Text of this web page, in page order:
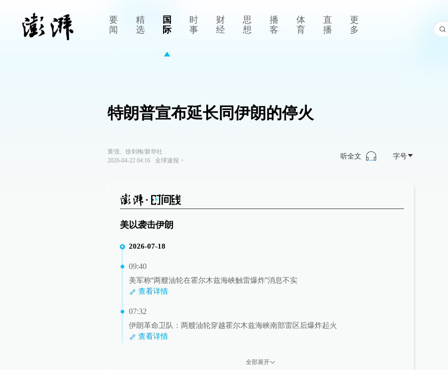
要
闻
精
选
国
际
时
事
财
经
思
想
播
客
体
育
直
播
更
多
特朗普宣布延长同伊朗的停火
黄强、徐剑梅/新华社
2026-04-22 04:16
全球速报 >
听全文 字号
美以袭击伊朗
2026-07-18
09:40
美军称“两艘油轮在霍尔木兹海峡触雷爆炸”消息不实
查看详情
07:32
伊朗革命卫队：两艘油轮穿越霍尔木兹海峡南部雷区后爆炸起火
查看详情
全部展开